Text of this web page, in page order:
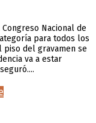
Nacional de
para todos los
piso del gravamen se
va a estar